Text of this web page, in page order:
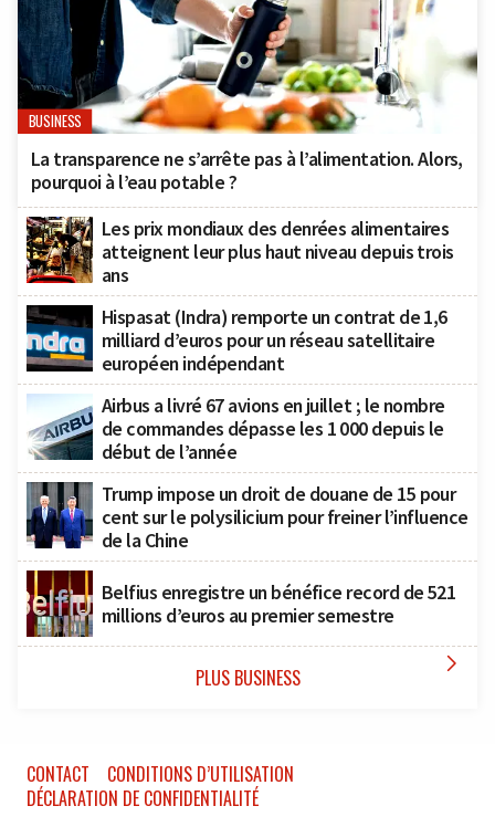
BUSINESS
La transparence ne s’arrête pas à l’alimentation. Alors,
pourquoi à l’eau potable ?
Les prix mondiaux des denrées alimentaires
atteignent leur plus haut niveau depuis trois
ans
Hispasat (Indra) remporte un contrat de 1,6
milliard d’euros pour un réseau satellitaire
européen indépendant
Airbus a livré 67 avions en juillet ; le nombre
de commandes dépasse les 1 000 depuis le
début de l’année
Trump impose un droit de douane de 15 pour
cent sur le polysilicium pour freiner l’influence
de la Chine
Belfius enregistre un bénéfice record de 521
millions d’euros au premier semestre
PLUS BUSINESS 
CONTACT
CONDITIONS D’UTILISATION
DÉCLARATION DE CONFIDENTIALITÉ